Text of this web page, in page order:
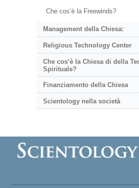
Che cos’è la Freewinds?
Management della Chiesa:
Religious Technology Center
Che cos’è la Chiesa di della
Spirituale?
Finanziamento della Chiesa
Scientology nella società